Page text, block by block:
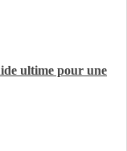
ultime pour une